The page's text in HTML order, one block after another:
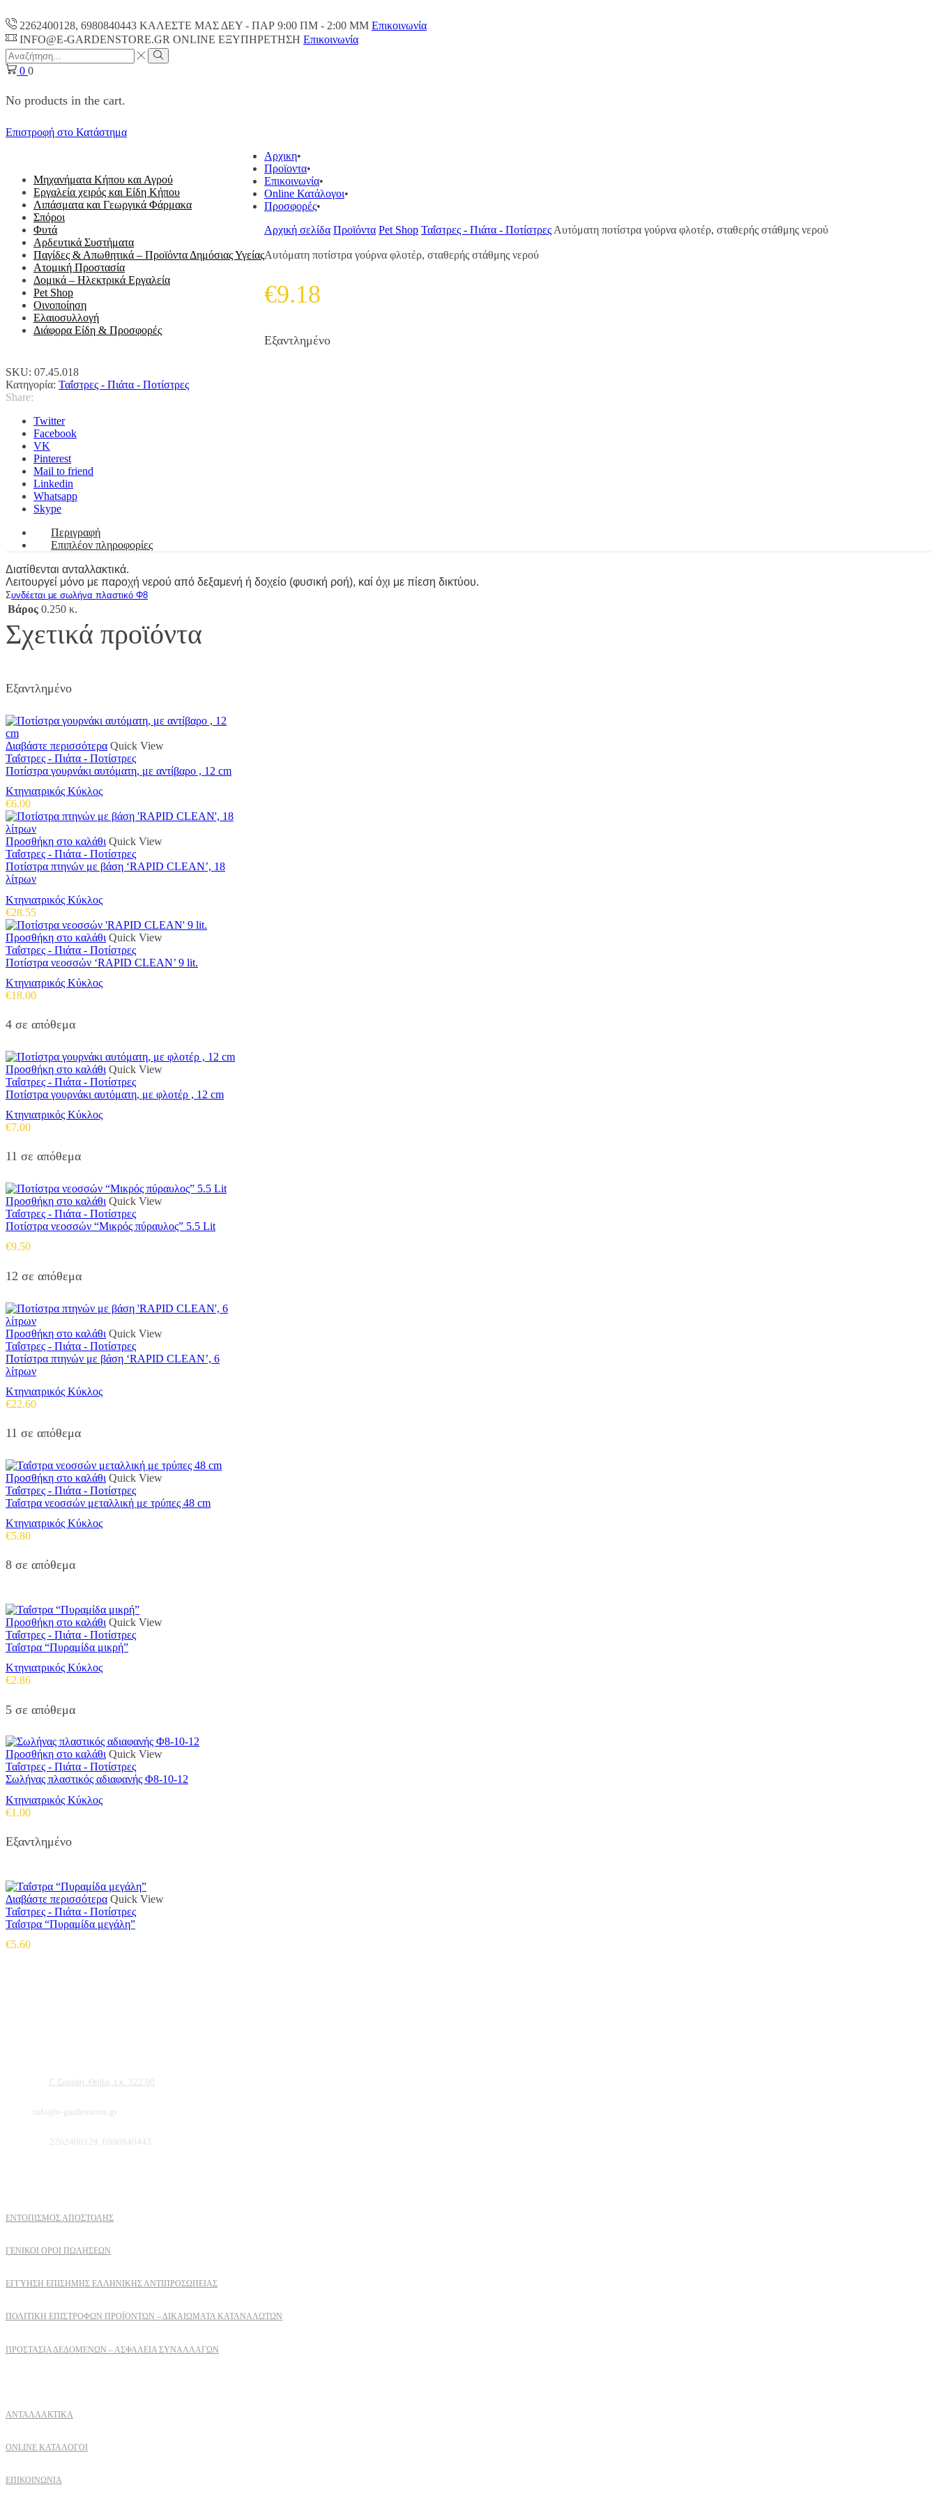
2262400128, 6980840443 ΚΑΛΕΣΤΕ ΜΑΣ ΔΕΥ - ΠΑΡ 9:00 ΠM - 2:00 ΜΜ Επικοινωνία
INFO@E-GARDENSTORE.GR ONLINE ΕΞΥΠΗΡΕΤΗΣH Επικοινωνία
Search
input
Search
0 0
No products in the cart.
Επιστροφή στο Κατάστημα
Μηχανήματα Κήπου και Αγρού
Εργαλεία χειρός και Είδη Κήπου
Λιπάσματα και Γεωργικά Φάρμακα
Σπόροι
Φυτά
Αρδευτικά Συστήματα
Παγίδες & Απωθητικά – Προϊόντα Δημόσιας Υγείας
Ατομική Προστασία
Δομικά – Ηλεκτρικά Εργαλεία
Pet Shop
Οινοποίηση
Ελαιοσυλλογή
Διάφορα Είδη & Προσφορές
Αρχικη
Προϊοντα
Επικοινωνία
Online Κατάλογοι
Προσφορές
Αρχική σελίδα Προϊόντα Pet Shop Ταΐστρες - Πιάτα - ΠοτίστρεςΑυτόματη ποτίστρα γούρνα φλοτέρ, σταθερής στάθμης νερού
Αυτόματη ποτίστρα γούρνα φλοτέρ, σταθερής στάθμης νερού
€9.18
Εξαντλημένο
SKU: 07.45.018
Κατηγορία: Ταΐστρες - Πιάτα - Ποτίστρες
Share:
Twitter
Facebook
VK
Pinterest
Mail to friend
Linkedin
Whatsapp
Skype
Περιγραφή
Επιπλέον πληροφορίες
Διατίθενται ανταλλακτικά.
Λειτουργεί μόνο με παροχή νερού από δεξαμενή ή δοχείο (φυσική ροή), καί όχι με πίεση δικτύου.
Συνδέεται με σωλήνα πλαστικό Φ8
Βάρος 0.250 κ.
Σχετικά προϊόντα
Εξαντλημένο
Διαβάστε περισσότερα Quick View
Ταΐστρες - Πιάτα - Ποτίστρες
Ποτίστρα γουρνάκι αυτόματη, με αντίβαρο , 12 cm
Κτηνιατρικός Κύκλος
€6.00
Προσθήκη στο καλάθι Quick View
Ταΐστρες - Πιάτα - Ποτίστρες
Ποτίστρα πτηνών με βάση ‘RAPID CLEAN’, 18
λίτρων
Κτηνιατρικός Κύκλος
€28.55
Προσθήκη στο καλάθι Quick View
Ταΐστρες - Πιάτα - Ποτίστρες
Ποτίστρα νεοσσών ‘RAPID CLEAN’ 9 lit.
Κτηνιατρικός Κύκλος
€18.00
4 σε απόθεμα
Προσθήκη στο καλάθι Quick View
Ταΐστρες - Πιάτα - Ποτίστρες
Ποτίστρα γουρνάκι αυτόματη, με φλοτέρ , 12 cm
Κτηνιατρικός Κύκλος
€7.00
11 σε απόθεμα
Προσθήκη στο καλάθι Quick View
Ταΐστρες - Πιάτα - Ποτίστρες
Ποτίστρα νεοσσών “Μικρός πύραυλος” 5.5 Lit
€9.50
12 σε απόθεμα
Προσθήκη στο καλάθι Quick View
Ταΐστρες - Πιάτα - Ποτίστρες
Ποτίστρα πτηνών με βάση ‘RAPID CLEAN’, 6
λίτρων
Κτηνιατρικός Κύκλος
€22.60
11 σε απόθεμα
Προσθήκη στο καλάθι Quick View
Ταΐστρες - Πιάτα - Ποτίστρες
Ταΐστρα νεοσσών μεταλλική με τρύπες 48 cm
Κτηνιατρικός Κύκλος
€5.80
8 σε απόθεμα
Προσθήκη στο καλάθι Quick View
Ταΐστρες - Πιάτα - Ποτίστρες
Ταΐστρα “Πυραμίδα μικρή”
Κτηνιατρικός Κύκλος
€2.86
5 σε απόθεμα
Προσθήκη στο καλάθι Quick View
Ταΐστρες - Πιάτα - Ποτίστρες
Σωλήνας πλαστικός αδιαφανής Φ8-10-12
Κτηνιατρικός Κύκλος
€1.00
Εξαντλημένο
Διαβάστε περισσότερα Quick View
Ταΐστρες - Πιάτα - Ποτίστρες
Ταΐστρα “Πυραμίδα μεγάλη”
€5.60
Γ. Σεφέρη, Θήβα, τ.κ. 322 00
info@e-gardenstore.gr
2262400128, 6980840443
ΕΝΤΟΠΙΣΜΟΣ ΑΠΟΣΤΟΛΗΣ
ΓΕΝΙΚΟΙ ΟΡΟΙ ΠΩΛΗΣΕΩΝ
ΕΓΓΎΗΣΗ ΕΠΊΣΗΜΗΣ ΕΛΛΗΝΙΚΉΣ ΑΝΤΙΠΡΟΣΩΠΕΊΑΣ
ΠΟΛΙΤΙΚΉ ΕΠΙΣΤΡΟΦΏΝ ΠΡΟΪΌΝΤΩΝ – ΔΙΚΑΙΏΜΑΤΑ ΚΑΤΑΝΑΛΩΤΏΝ
ΠΡΟΣΤΑΣΊΑ ΔΕΔΟΜΈΝΩΝ – ΑΣΦΆΛΕΙΑ ΣΥΝΑΛΛΑΓΏΝ
ΑΝΤΑΛΛΑΚΤΙΚΑ
ONLINE ΚΑΤΑΛΟΓΟΙ
ΕΠΙΚΟΙΝΩΝΙΑ